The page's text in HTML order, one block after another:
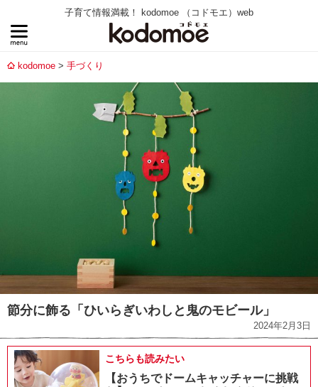
子育て情報満載！ kodomoe （コドモエ）web
kodomoe 手づくり
節分に飾る「ひいらぎいわしと鬼のモビール」
2024年2月3日
こちらも読みたい
【おうちでドームキャッチャーに挑戦